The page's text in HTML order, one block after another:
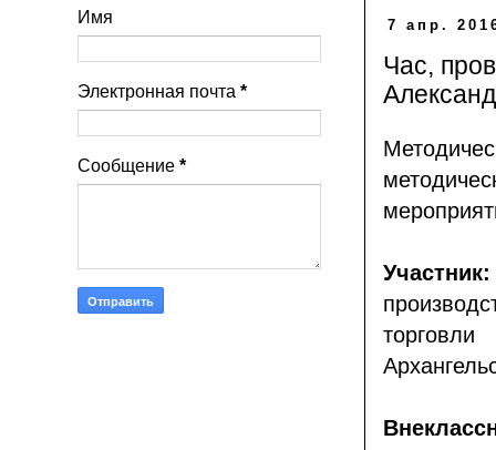
7 апр.
Час,
Имя
Электронная почта *
Сообщение *